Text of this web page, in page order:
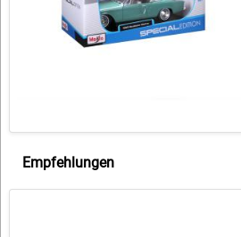
Empfehlungen